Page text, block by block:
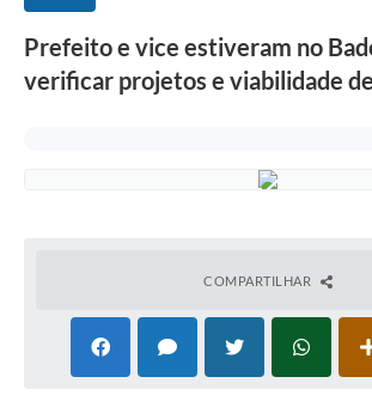
Prefeito e vice estiveram no
verificar projetos e viabilidade
COMPARTILHAR